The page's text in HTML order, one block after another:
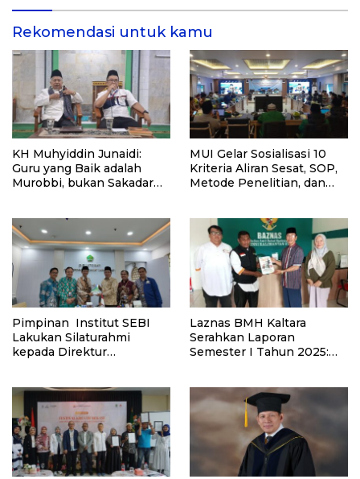
Rekomendasi untuk kamu
KH Muhyiddin Junaidi:
Guru yang Baik adalah
Murobbi, bukan Sakadar
MUI Gelar Sosialisasi 10
Kriteria Aliran Sesat, SOP,
Metode Penelitian, dan
Pimpinan Institut SEBI
Lakukan Silaturahmi
kepada Direktur
RI
Laznas BMH Kaltara
Serahkan Laporan
Semester I Tahun 2025:
Islam